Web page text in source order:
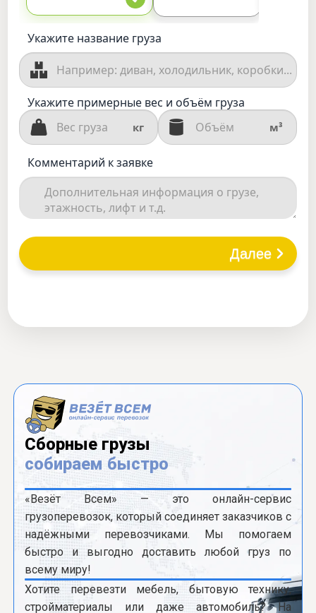
Укажите название груза
Укажите примерные вес и объём груза
кг м³
Комментарий к заявке
Далее
Сборные грузы
собираем быстро
«Везёт Всем» — это онлайн-сервис
грузоперевозок, который соединяет заказчиков с
надёжными перевозчиками. Мы помогаем
быстро и выгодно доставить любой груз по
всему миру!
Хотите перевезти мебель, бытовую технику,
стройматериалы или даже автомобиль? На